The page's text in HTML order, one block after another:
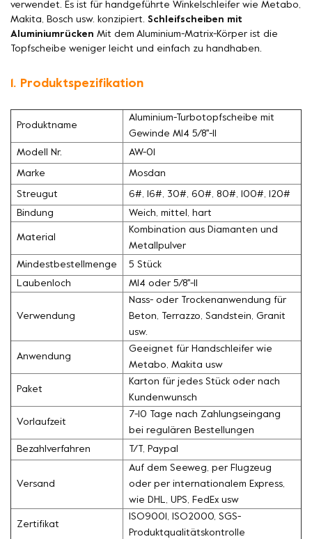
verwendet. Es ist für handgeführte Winkelschleifer wie Metabo,
Makita, Bosch usw. konzipiert. Schleifscheiben mit
Aluminiumrücken Mit dem Aluminium-Matrix-Körper ist die
Topfscheibe weniger leicht und einfach zu handhaben.
1. Produktspezifikation
Produktname
Aluminium-Turbotopfscheibe mit
Gewinde M14 5/8''-11
Modell Nr. AW-01
Marke Mosdan
Streugut 6#, 16#, 30#, 60#, 80#, 100#, 120#
Bindung Weich, mittel, hart
Material
Kombination aus Diamanten und
Metallpulver
Mindestbestellmenge 5 Stück
Laubenloch M14 oder 5/8''-11
Verwendung
Nass- oder Trockenanwendung für
Beton, Terrazzo, Sandstein, Granit
usw.
Anwendung
Geeignet für Handschleifer wie
Metabo, Makita usw
Paket
Karton für jedes Stück oder nach
Kundenwunsch
Vorlaufzeit
7-10 Tage nach Zahlungseingang
bei regulären Bestellungen
Bezahlverfahren T/T, Paypal
Versand
Auf dem Seeweg, per Flugzeug
oder per internationalem Express,
wie DHL, UPS, FedEx usw
Zertifikat
ISO9001, ISO2000, SGS-
Produktqualitätskontrolle